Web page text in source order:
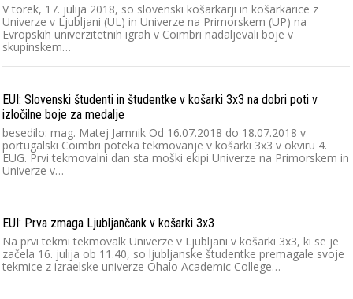
V torek, 17. julija 2018, so slovenski košarkarji in košarkarice z
Univerze v Ljubljani (UL) in Univerze na Primorskem (UP) na
Evropskih univerzitetnih igrah v Coimbri nadaljevali boje v
skupinskem…
EUI: Slovenski študenti in študentke v košarki 3x3 na dobri poti v
izločilne boje za medalje
besedilo: mag. Matej Jamnik Od 16.07.2018 do 18.07.2018 v
portugalski Coimbri poteka tekmovanje v košarki 3x3 v okviru 4.
EUG. Prvi tekmovalni dan sta moški ekipi Univerze na Primorskem in
Univerze v…
EUI: Prva zmaga Ljubljančank v košarki 3x3
Na prvi tekmi tekmovalk Univerze v Ljubljani v košarki 3x3, ki se je
začela 16. julija ob 11.40, so ljubljanske študentke premagale svoje
tekmice z izraelske univerze Ohalo Academic College…